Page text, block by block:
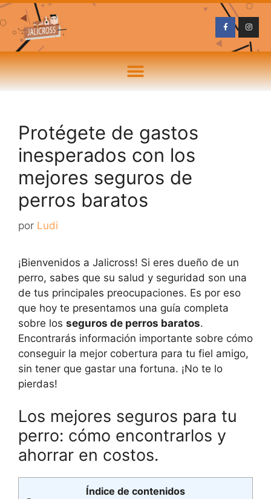
Protégete de gastos
inesperados con los
mejores seguros de
perros baratos
por Ludi
¡Bienvenidos a Jalicross! Si eres dueño de un
perro, sabes que su salud y seguridad son una
de tus principales preocupaciones. Es por eso
que hoy te presentamos una guía completa
sobre los seguros de perros baratos.
Encontrarás información importante sobre cómo
conseguir la mejor cobertura para tu fiel amigo,
sin tener que gastar una fortuna. ¡No te lo
pierdas!
Los mejores seguros para tu
perro: cómo encontrarlos y
ahorrar en costos.
Índice de contenidos